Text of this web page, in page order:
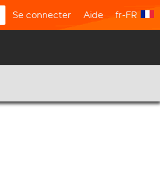
Se connecter Aide fr-FR